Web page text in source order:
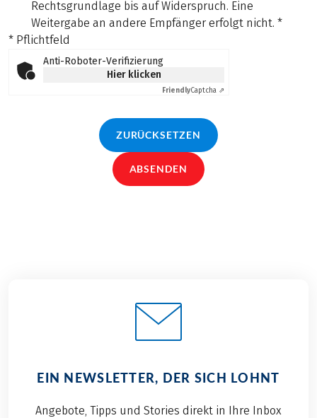
Rechtsgrundlage bis auf Widerspruch. Eine
Weitergabe an andere Empfänger erfolgt nicht. *
* Pflichtfeld
Anti-Roboter-Verifizierung
Hier klicken
FriendlyCaptcha ⇗
ZURÜCKSETZEN
ABSENDEN
EIN NEWSLETTER, DER SICH LOHNT
Angebote, Tipps und Stories direkt in Ihre Inbox